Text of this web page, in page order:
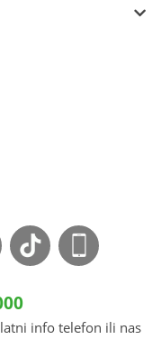
info telefon ili nas